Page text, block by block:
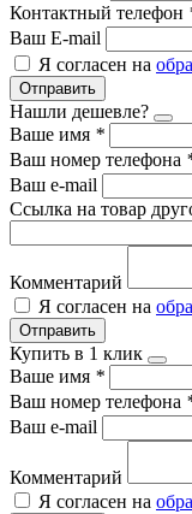
Контактный телефон
Ваш E-mail
Я согласен на
Отправить
Нашли дешевле?
Ваше имя *
Ваш номер телефона
Ваш e-mail
Ссылка на товар
Комментарий
Я согласен на
Отправить
Купить в 1 клик
Ваше имя *
Ваш номер телефона
Ваш e-mail
Комментарий
Я согласен на